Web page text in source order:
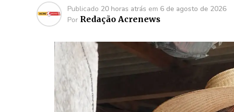
Publicado 20 horas atrás em 6 de agosto de 2026
Por Redação Acrenews